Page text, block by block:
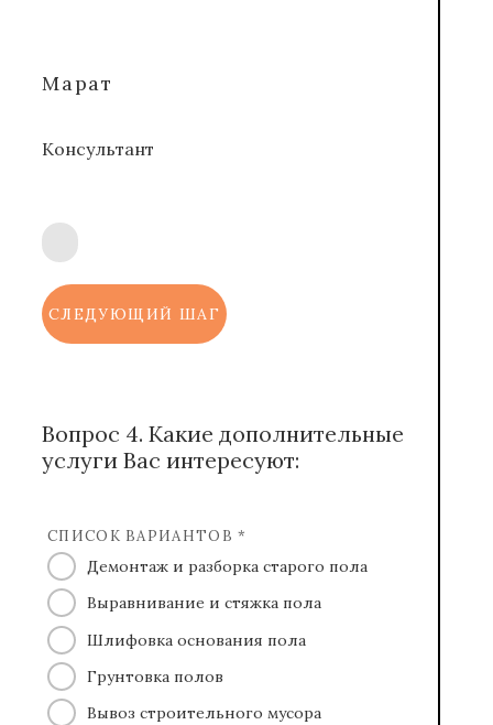
Марат
Консультант
СЛЕДУЮЩИЙ ШАГ
Вопрос 4. Какие дополнительные
услуги Вас интересуют:
СПИСОК ВАРИАНТОВ *
Демонтаж и разборка старого пола
Выравнивание и стяжка пола
Шлифовка основания пола
Грунтовка полов
Вывоз строительного мусора